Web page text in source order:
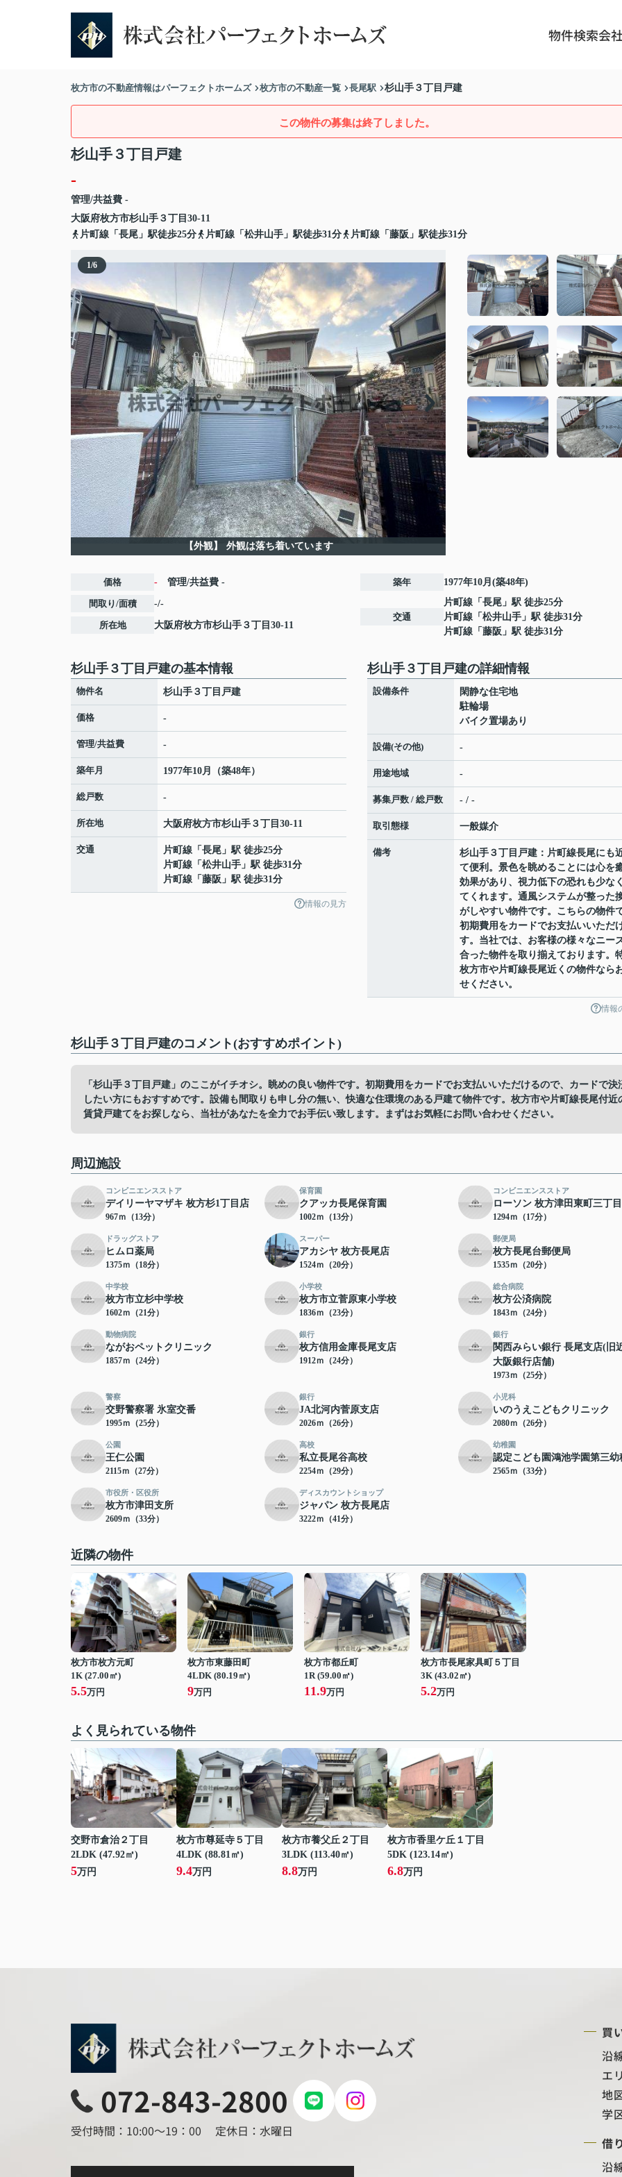
物件検索会
枚方市の不動産情報はパーフェクトホームズ 枚方市の不動産一覧 長尾駅 杉山手３丁目戸建
この物件の募集は終了しました。
杉山手３丁目戸建
-
管理/共益費 -
大阪府枚方市杉山手 ３丁目30-11
片町線「長尾」駅徒歩25分
片町線「松井山手」駅徒歩31分 片町線「藤阪」駅徒歩31分
1/6
【外観】 外観は落ち着いています
価格 - 管理/共益費 -
間取り/面積 -/-
所在地 大阪府枚方市杉山手 ３丁目30-11
築年 1977年10月(築48年)
交通
片町線 「 長尾 」駅 徒歩25分
片町線 「 松井山手 」駅 徒歩31分
片町線 「 藤阪 」駅 徒歩31分
杉山手３丁目戸建の基本情報
物件名 杉山手３丁目戸建
価格 -
管理/共益費 -
築年月 1977年10月（築48年）
総戸数 -
所在地 大阪府枚方市杉山手 ３丁目30-11
交通 片町線 「 長尾 」駅 徒歩25分
片町線 「 松井山手 」駅 徒歩31分
片町線 「 藤阪 」駅 徒歩31分
情報の見方
杉山手３丁目戸建の詳細情報
設備条件
閑静な住宅地
駐輪場
バイク置場あり
設備(その他) -
用途地域 -
募集戸数 / 総戸数 - / -
取引態様 一般媒介
備考
杉山手３丁目戸建：片町線長尾にも
て便利。景色を眺めることには心を
効果があり、視力低下の恐れも少な
てくれます。通風システムが整った
がしやすい物件です。こちらの物件
初期費用をカードでお支払いいただ
す。当社では、お客様の様々なニー
合った物件を取り揃えております。
枚方市や片町線長尾近くの物件なら
せください。
情報
杉山手３丁目戸建のコメント(おすすめポイント)
「杉山手３丁目戸建」のここがイチオシ。眺めの良い物件です。初期費用をカードでお支払いいただけるので、カードで決
したい方にもおすすめです。設備も間取りも申し分の無い、快適な住環境のある戸建て物件です。枚方市や片町線長尾付近
賃貸戸建てをお探しなら、当社があなたを全力でお手伝い致します。まずはお気軽にお問い合わせください。
周辺施設
コンビニエンスストア
デイリーヤマザキ 枚方杉1丁目店
967ｍ（13分）
保育園
クアッカ長尾保育園
1002ｍ（13分）
コンビニエンスストア
ローソン 枚方津田東町三丁
1294ｍ（17分）
ドラッグストア
ヒムロ薬局
1375ｍ（18分）
スーパー
アカシヤ 枚方長尾店
1524ｍ（20分）
郵便局
枚方長尾台郵便局
1535ｍ（20分）
中学校
枚方市立杉中学校
1602ｍ（21分）
小学校
枚方市立菅原東小学校
1836ｍ（23分）
総合病院
枚方公済病院
1843ｍ（24分）
動物病院
ながおペットクリニック
1857ｍ（24分）
銀行
枚方信用金庫長尾支店
1912ｍ（24分）
銀行
関西みらい銀行 長尾支店(旧
大阪銀行店舗)
1973ｍ（25分）
警察
交野警察署 氷室交番
1995ｍ（25分）
銀行
JA北河内菅原支店
2026ｍ（26分）
小児科
いのうえこどもクリニック
2080ｍ（26分）
公園
王仁公園
2115ｍ（27分）
高校
私立長尾谷高校
2254ｍ（29分）
幼稚園
認定こども園鴻池学園第三幼
2565ｍ（33分）
市役所・区役所
枚方市津田支所
2609ｍ（33分）
ディスカウントショップ
ジャパン 枚方長尾店
3222ｍ（41分）
近隣の物件
枚方市枚方元町
1K (27.00㎡)
5.5万円
枚方市東藤田町
4LDK (80.19㎡)
9万円
枚方市都丘町
1R (59.00㎡)
11.9万円
枚方市長尾家具町５丁目
3K (43.02㎡)
5.2万円
よく見られている物件
交野市倉治２丁目
2LDK (47.92㎡)
5万円
枚方市尊延寺５丁目
4LDK (88.81㎡)
9.4万円
枚方市養父丘２丁目
3LDK (113.40㎡)
8.8万円
枚方市香里ケ丘１丁目
5DK (123.14㎡)
6.8万円
072-843-2800
受付時間：10:00～19：00 定休日：水曜日
買
沿
エ
地
学
借
沿